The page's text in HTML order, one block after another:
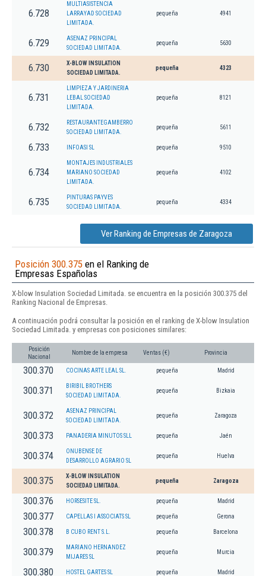
6.728
MULTIASISTENCIA
LARRAYAD SOCIEDAD
LIMITADA.
pequeña 4941
6.729
ASENAZ PRINCIPAL
SOCIEDAD LIMITADA.
pequeña 5630
6.730
X-BLOW INSULATION
SOCIEDAD LIMITADA.
pequeña 4323
6.731
LIMPIEZA Y JARDINERIA
LEBAL SOCIEDAD
LIMITADA.
pequeña 8121
6.732
RESTAURANTEGAMBERRO
SOCIEDAD LIMITADA.
pequeña 5611
6.733 INFOASI SL pequeña 9510
6.734
MONTAJES INDUSTRIALES
MARIANO SOCIEDAD
LIMITADA.
pequeña 4102
6.735
PINTURAS PAYVES
SOCIEDAD LIMITADA.
pequeña 4334
Ver Ranking de Empresas de Zaragoza
Posición 300.375 en el Ranking de
Empresas Españolas
X-blow Insulation Sociedad Limitada. se encuentra en la posición 300.375 del
Ranking Nacional de Empresas.
A continuación podrá consultar la posición en el ranking de X-blow Insulation
Sociedad Limitada. y empresas con posiciones similares:
Posición
Nacional
Nombre de la empresa Ventas (€) Provincia
300.370 COCINAS ARTE LEAL SL. pequeña Madrid
300.371
BIRIBIL BROTHERS
SOCIEDAD LIMITADA.
pequeña Bizkaia
300.372
ASENAZ PRINCIPAL
SOCIEDAD LIMITADA.
pequeña Zaragoza
300.373 PANADERIA MINUTOS SLL pequeña Jaén
300.374
ONUBENSE DE
DESARROLLO AGRARIO SL
pequeña Huelva
300.375
X-BLOW INSULATION
SOCIEDAD LIMITADA.
pequeña Zaragoza
300.376 HORSESITE SL. pequeña Madrid
300.377 CAPELLAS I ASSOCIATS SL pequeña Gerona
300.378 B CUBO RENT S.L. pequeña Barcelona
300.379
MARIANO HERNANDEZ
MIJARES SL
pequeña Murcia
300.380 HOSTEL GARTES SL pequeña Madrid